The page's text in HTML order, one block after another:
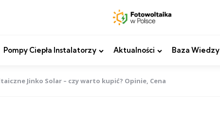
Pompy Ciepła Instalatorzy Aktualności Baza Wiedzy
Jinko Solar – czy warto kupić? Opinie, Cena